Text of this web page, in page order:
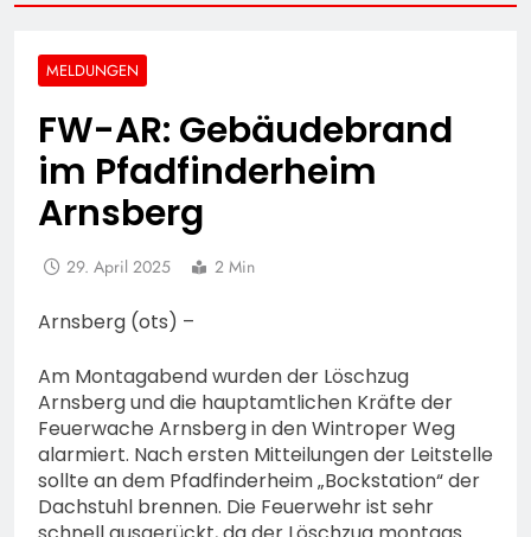
MELDUNGEN
FW-AR: Gebäudebrand
im Pfadfinderheim
Arnsberg
29. April 2025 2 Min
Arnsberg (ots) –
Am Montagabend wurden der Löschzug
Arnsberg und die hauptamtlichen Kräfte der
Feuerwache Arnsberg in den Wintroper Weg
alarmiert. Nach ersten Mitteilungen der Leitstelle
sollte an dem Pfadfinderheim „Bockstation“ der
Dachstuhl brennen. Die Feuerwehr ist sehr